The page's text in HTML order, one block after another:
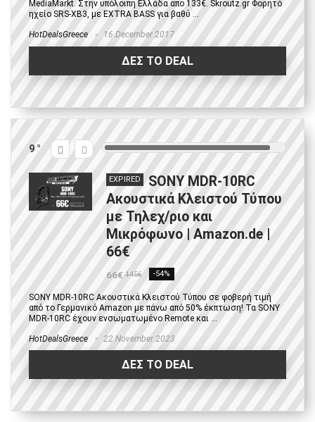
MediaMarkt. Στην υπόλοιπη Ελλάδα απο 133€. Skroutz.gr Φορητό
ηχείο SRS-XB3, με EXTRA BASS για βαθύ ...
HotDealsGreece 16 December 2017
ΔΕΣ ΤΟ DEAL
9
EXPIRED
SONY MDR-10RC
Ακουστικά Κλειστού Τύπου
με Τηλεχ/ριο και
Μικρόφωνο | Amazon.de |
66€
66€ 145€ -54%
SONY MDR-10RC Ακουστικά Κλειστού Τύπου σε φοβερή τιμή
από το Γερμανικό Amazon με πάνω από 50% έκπτωση! Τα SONY
MDR-10RC έχουν ενσωματωμένο Remote και ...
HotDealsGreece 22 November 2023
ΔΕΣ ΤΟ DEAL